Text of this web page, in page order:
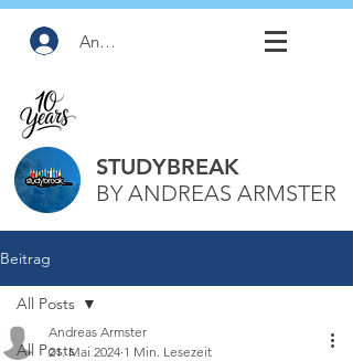
Anmelden
STUDYBREAK
BY ANDREAS ARMSTER
Beitrag
All Posts
All Posts
Andreas Armster
21. Mai 2024 1 Min. Lesezeit